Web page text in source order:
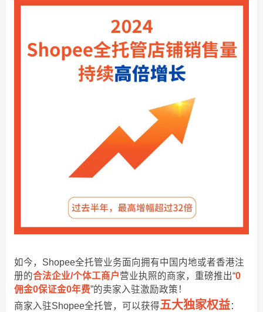
如今，Shopee全托管业务面向拥有中国内地或者香港注
册的合法企业/个体工商户营业执照的商家，重磅推出“0
佣金0保证金0年费”的卖家入驻激励政策！
商家入驻Shopee全托管，可以获得五大独家权益：